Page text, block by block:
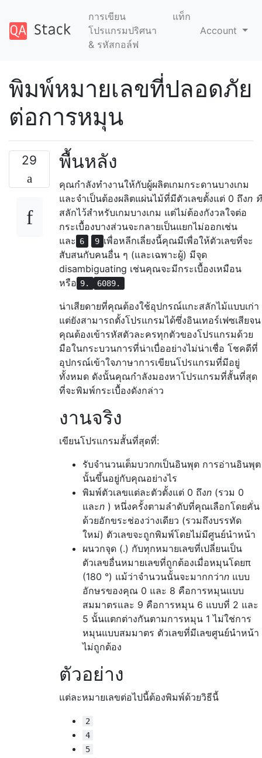
การเขียน
โปรแกรมปริศนา
& รหัสกอล์ฟ
แท็ก
Account
พิมพ์หมายเลขที่ปลอดภัย
ต่อการหมุน
29 พื้นหลัง
คุณกำลังทำงานให้กับผู้ผลิตเกมกระดานบางเกม
และจำเป็นต้องผลิตแผ่นไม้ที่มีตัวเลขตั้งแต่ 0 ถึงn ที่
สลักไว้สำหรับเกมบางเกม แต่ไม่ต้องกังวลใจต่อ
กระเบื้องบางส่วนจะกลายเป็นแยกไม่ออกเช่น
และ 6 9 เพื่อหลีกเลี่ยงนี้คุณมีเพื่อให้ตัวเลขที่จะ
สับสนกับคนอื่น ๆ (และเฉพาะผู้) มีจุด
disambiguating เช่นคุณจะมีกระเบื้องเหมือน
หรือ 9. 6089.
น่าเสียดายที่คุณต้องใช้อุปกรณ์แกะสลักไม้แบบเก่า
แต่ยังสามารถตั้งโปรแกรมได้ซึ่งอินเทอร์เฟซเสียจน
คุณต้องเข้ารหัสตัวละครทุกตัวของโปรแกรมด้วย
มือในกระบวนการที่น่าเบื่ออย่างไม่น่าเชื่อ โชคดีที่
อุปกรณ์เข้าใจภาษาการเขียนโปรแกรมที่มีอยู่
ทั้งหมด ดังนั้นคุณกำลังมองหาโปรแกรมที่สั้นที่สุด
ที่จะพิมพ์กระเบื้องดังกล่าว
งานจริง
เขียนโปรแกรมสั้นที่สุดที่:
รับจำนวนเต็มบวกnเป็นอินพุต การอ่านอินพุต
นั้นขึ้นอยู่กับคุณอย่างไร
พิมพ์ตัวเลขแต่ละตัวตั้งแต่ 0 ถึงn (รวม 0
และn ) หนึ่งครั้งตามลำดับที่คุณเลือกโดยคั่น
ด้วยอักขระช่องว่างเดียว (รวมถึงบรรทัด
ใหม่) ตัวเลขจะถูกพิมพ์โดยไม่มีศูนย์นำหน้า
ผนวกจุด (.) กับทุกหมายเลขที่เปลี่ยนเป็น
ตัวเลขอื่นหมายเลขที่ถูกต้องเมื่อหมุนโดยπ
(180 °) แม้ว่าจำนวนนั้นจะมากกว่าn แบบ
อักษรของคุณ 0 และ 8 คือการหมุนแบบ
สมมาตรและ 9 คือการหมุน 6 แบบที่ 2 และ
5 นั้นแตกต่างกันตามการหมุน 1 ไม่ใช่การ
หมุนแบบสมมาตร ตัวเลขที่มีเลขศูนย์นำหน้า
ไม่ถูกต้อง
ตัวอย่าง
แต่ละหมายเลขต่อไปนี้ต้องพิมพ์ด้วยวิธีนี้
2
4
5